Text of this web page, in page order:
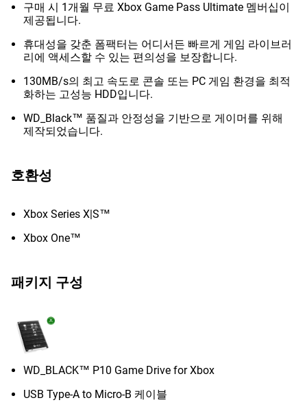
구매 시 1개월 무료 Xbox Game Pass Ultimate 멤버십이
제공됩니다.
휴대성을 갖춘 폼팩터는 어디서든 빠르게 게임 라이브러
리에 액세스할 수 있는 편의성을 보장합니다.
130MB/s의 최고 속도로 콘솔 또는 PC 게임 환경을 최적
화하는 고성능 HDD입니다.
WD_Black™ 품질과 안정성을 기반으로 게이머를 위해
제작되었습니다.
호환성
Xbox Series X|S™
Xbox One™
패키지 구성
WD_BLACK™ P10 Game Drive for Xbox
USB Type-A to Micro-B 케이블